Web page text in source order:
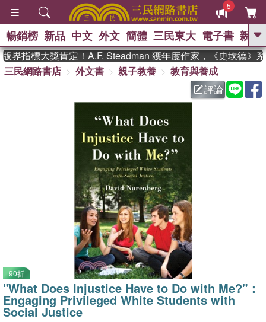
5
GO
熱搜： 東野圭吾 、 高希均教授回憶錄
父親節 、 花開錦
方念華 、 台灣的
、 偉大的迷走神經
群喵 、 臺灣漫遊錄
暢銷榜 新品 中文 外文 簡體 三民東大 電子書 親子
界指標大獎肯定！A.F. Steadman 獲年度作家，《史坎德》系
三民網路書店
外文書 親子教養
教育與養成
評論
90折
"What Does Injustice Have to Do with Me?"：
Engaging Privileged White Students with
Social Justice